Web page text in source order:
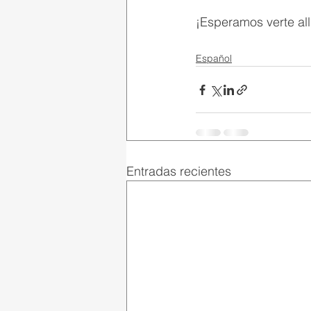
¡Esperamos verte
Español
Entradas recientes